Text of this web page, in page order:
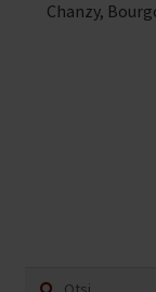
Chanzy,
Otsi: